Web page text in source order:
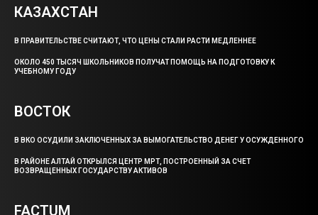
КАЗАХСТАН
В ПРАВИТЕЛЬСТВЕ СЧИТАЮТ, ЧТО ЦЕНЫ СТАЛИ РАСТИ МЕДЛЕННЕЕ
ОКОЛО 450 ТЫСЯЧ ШКОЛЬНИКОВ ПОЛУЧАТ ПОМОЩЬ НА ПОДГОТОВКУ К
УЧЕБНОМУ ГОДУ
ВОСТОК
В ВКО ОСУДИЛИ ЗАКЛЮЧЕННЫХ ЗА ВЫМОГАТЕЛЬСТВО ДЕНЕГ У ОСУЖДЕННОГО
В РАЙОНЕ АЛТАЙ ОТКРЫЛСЯ ЦЕНТР МРТ, ПОСТРОЕННЫЙ ЗА СЧЕТ
ВОЗВРАЩЕННЫХ ГОСУДАРСТВУ АКТИВОВ
FACTUM